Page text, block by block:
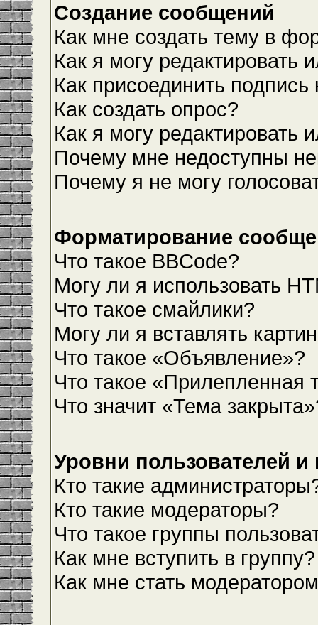
Создание сообщений
Как мне создать тему в
Как я могу редактировать
Как присоединить
Как создать опрос?
Как я могу редактировать
Почему мне недоступны
Почему я не могу
Форматирование
Что такое BBCode?
Могу ли я использовать
Что такое смайлики?
Могу ли я вставлять
Что такое «Объявление»?
Что такое «Прилепленная
Что значит «Тема
Уровни пользователей и
Кто такие
Кто такие модераторы?
Что такое группы
Как мне вступить в группу?
Как мне стать